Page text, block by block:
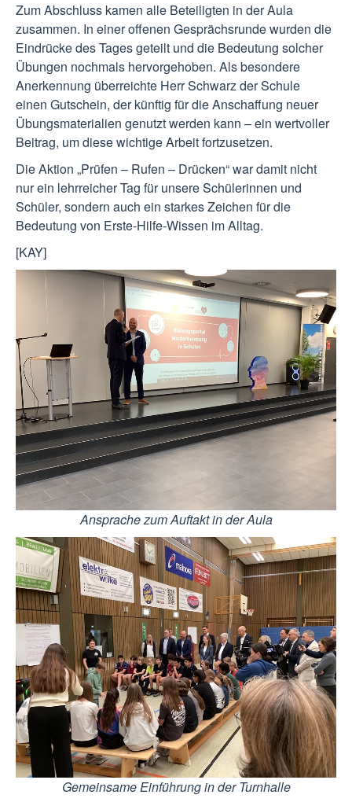
Zum Abschluss kamen alle Beteiligten in der Aula
zusammen. In einer offenen Gesprächsrunde wurden die
Eindrücke des Tages geteilt und die Bedeutung solcher
Übungen nochmals hervorgehoben. Als besondere
Anerkennung überreichte Herr Schwarz der Schule
einen Gutschein, der künftig für die Anschaffung neuer
Übungsmaterialien genutzt werden kann – ein wertvoller
Beitrag, um diese wichtige Arbeit fortzusetzen.
Die Aktion „Prüfen – Rufen – Drücken“ war damit nicht
nur ein lehrreicher Tag für unsere Schülerinnen und
Schüler, sondern auch ein starkes Zeichen für die
Bedeutung von Erste-Hilfe-Wissen im Alltag.
[KAY]
Ansprache zum Auftakt in der Aula
Gemeinsame Einführung in der Turnhalle